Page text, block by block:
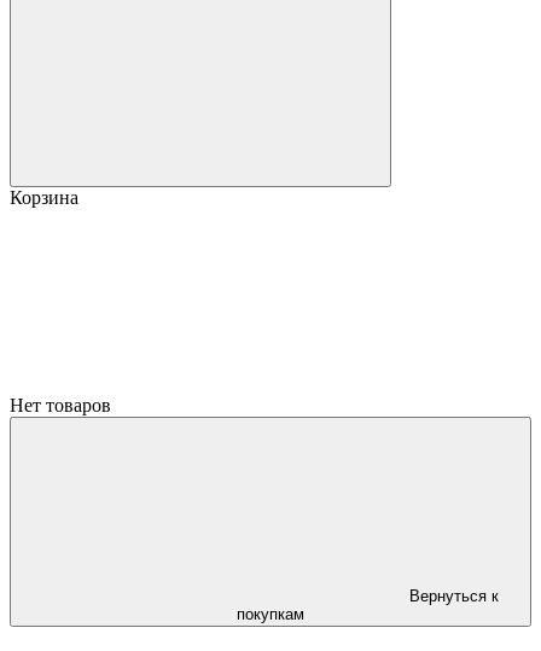
Корзина
Нет товаров
Вернуться к
покупкам